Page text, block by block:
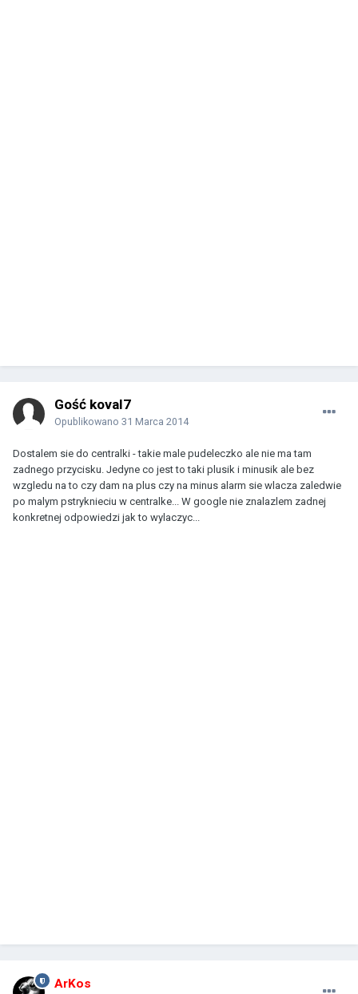
Gość koval7
Opublikowano 31 Marca 2014
Dostalem sie do centralki - takie male pudeleczko ale nie ma tam
zadnego przycisku. Jedyne co jest to taki plusik i minusik ale bez
wzgledu na to czy dam na plus czy na minus alarm sie wlacza zaledwie
po malym pstryknieciu w centralke... W google nie znalazlem zadnej
konkretnej odpowiedzi jak to wylaczyc...
ArKos